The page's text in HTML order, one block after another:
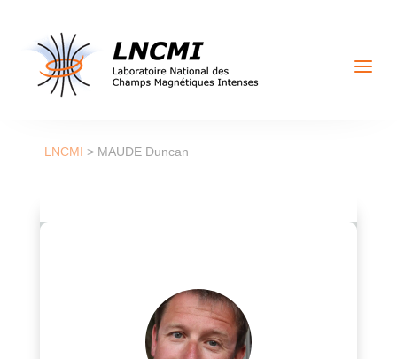
a
LNCMI > MAUDE Duncan